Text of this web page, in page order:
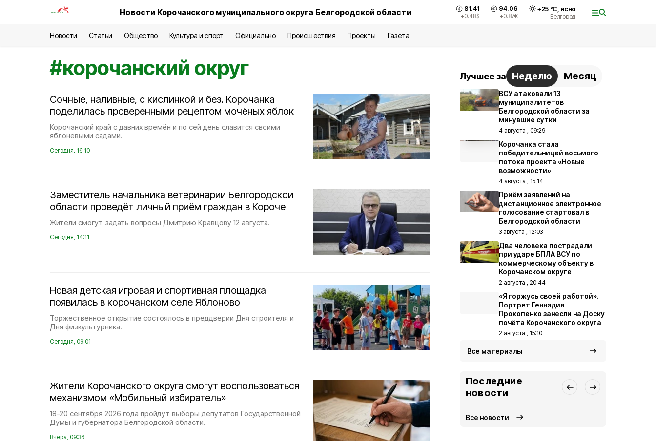
Новости Корочанского муниципального округа Белгородской области 81.41
+0.48$
94.06
+0.87€
+25°С, ясно
Белгород
Новости Статьи Общество Культура и спорт Официально Происшествия Проекты Газета
#корочанский округ
Сочные, наливные, с кислинкой и без. Корочанка
поделилась проверенными рецептом мочёных яблок
Корочанский край с давних времён и по сей день славится своими
яблоневыми садами.
Сегодня, 16:10
Заместитель начальника ветеринарии Белгородской
области проведёт личный приём граждан в Короче
Жители смогут задать вопросы Дмитрию Кравцову 12 августа.
Сегодня, 14:11
Новая детская игровая и спортивная площадка
появилась в корочанском селе Яблоново
Торжественное открытие состоялось в преддверии Дня строителя и
Дня физкультурника.
Сегодня, 09:01
Жители Корочанского округа смогут воспользоваться
механизмом «Мобильный избиратель»
18-20 сентября 2026 года пройдут выборы депутатов Государственной
Думы и губернатора Белгородской области.
Вчера, 09:36
Лучшее за Неделю Месяц
ВСУ атаковали 13
муниципалитетов
Белгородской области за
минувшие сутки
4 августа , 09:29
Корочанка стала
победительницей восьмого
потока проекта «Новые
возможности»
4 августа , 15:14
Приём заявлений на
дистанционное электронное
голосование стартовал в
Белгородской области
3 августа , 12:03
Два человека пострадали
при ударе БПЛА ВСУ по
коммерческому объекту в
Корочанском округе
2 августа , 20:44
«Я горжусь своей работой».
Портрет Геннадия
Прокопенко занесли на Доску
почёта Корочанского округа
2 августа , 15:10
Все материалы
Последние
новости
Все новости